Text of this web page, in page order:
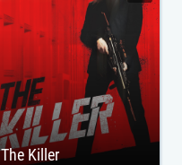
The Killer